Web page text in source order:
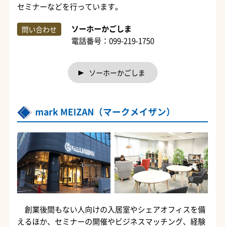
セミナーなどを行っています。
問い合わせ
ソーホーかごしま
電話番号：099-219-1750
ソーホーかごしま
mark MEIZAN（マークメイザン）
創業後間もない人向けの入居室やシェアオフィスを備
えるほか、セミナーの開催やビジネスマッチング、経験